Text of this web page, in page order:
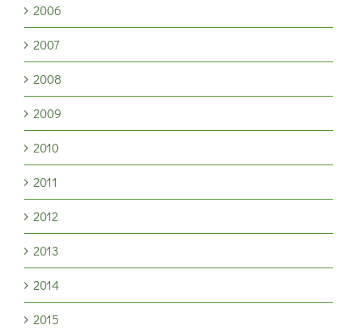
2006
2007
2008
2009
2010
2011
2012
2013
2014
2015